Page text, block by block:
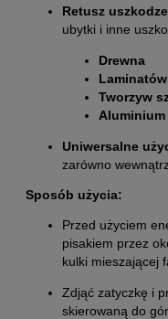
Retusz
ubytki i inne
Drewna
Laminatów
Tworzyw
Aluminium
Uniwersalne
zarówno
Sposób użycia:
Przed użyciem
pisakiem przez
kulki mieszającej
Zdjąć zatyczkę i
skierowaną do